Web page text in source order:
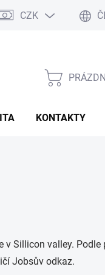
bannerov Obchodné
CZK
KONTAKTY
v Sillicon valley. Podle
Jobsův odkaz.